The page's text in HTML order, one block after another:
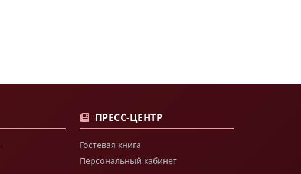
ПРЕСС-ЦЕНТР
Гостевая книга
Персональный кабинет